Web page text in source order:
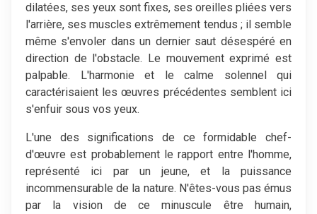
dilatées, ses yeux sont fixes, ses oreilles pliées vers
l'arrière, ses muscles extrêmement tendus ; il semble
même s'envoler dans un dernier saut désespéré en
direction de l'obstacle. Le mouvement exprimé est
palpable. L'harmonie et le calme solennel qui
caractérisaient les œuvres précédentes semblent ici
s'enfuir sous vos yeux.
L'une des significations de ce formidable chef-
d'œuvre est probablement le rapport entre l'homme,
représenté ici par un jeune, et la puissance
incommensurable de la nature. N'êtes-vous pas émus
par la vision de ce minuscule être humain,